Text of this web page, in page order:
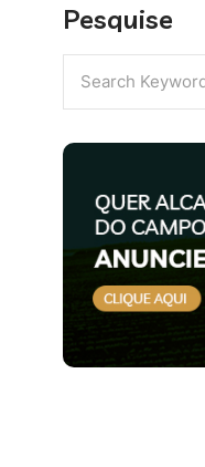
Pesquise